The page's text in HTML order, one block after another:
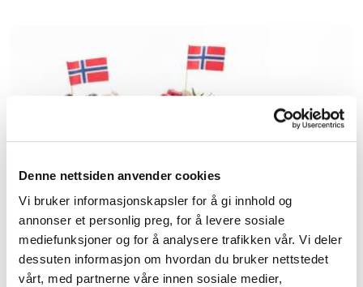
Denne nettsiden anvender cookies
Vi bruker informasjonskapsler for å gi innhold og
annonser et personlig preg, for å levere sosiale
mediefunksjoner og for å analysere trafikken vår. Vi deler
dessuten informasjon om hvordan du bruker nettstedet
vårt, med partnerne våre innen sosiale medier,